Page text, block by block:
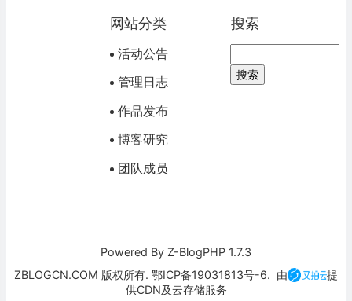
网站分类
活动公告
管理日志
作品发布
博客研究
团队成员
搜索
Powered By Z-BlogPHP 1.7.3
ZBLOGCN.COM 版权所有. 鄂ICP备19031813号-6. 由
提
供CDN及云存储服务